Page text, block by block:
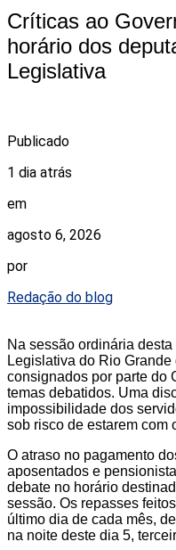
Críticas ao
horário dos
Legislativa
Publicado
1 dia atrás
em
agosto 6, 2026
por
Redação do blog
Na sessão ordinária
Legislativa do Rio
consignados por parte do
temas debatidos. Uma
impossibilidade dos
sob risco de estarem com
O atraso no pagamento
aposentados e
debate no horário
sessão. Os repasses
último dia de cada mês,
na noite deste dia 5,